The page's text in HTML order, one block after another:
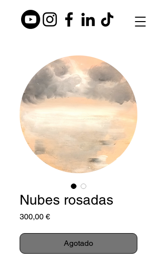
Nubes rosadas
300,00 €Precio
Agotado